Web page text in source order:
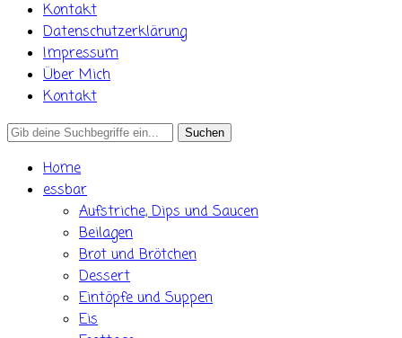
Kontakt
Datenschutzerklärung
Impressum
Über Mich
Kontakt
Search
Home
essbar
Aufstriche, Dips und Saucen
Beilagen
Brot und Brötchen
Dessert
Eintöpfe und Suppen
Eis